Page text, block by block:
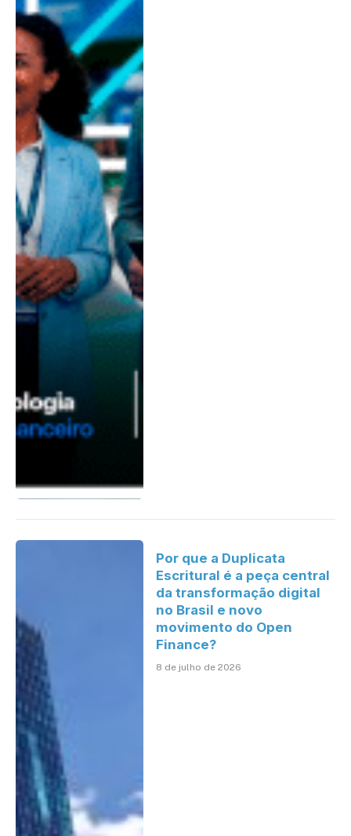
Por que a Duplicata
Escritural é a peça central
da transformação digital
no Brasil e novo
movimento do Open
Finance?
8 de julho de 2026